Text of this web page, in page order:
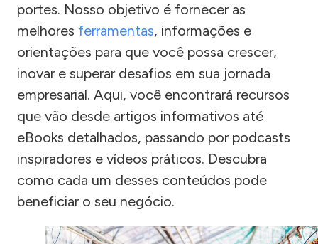
portes. Nosso objetivo é fornecer as
melhores ferramentas, informações e
orientações para que você possa crescer,
inovar e superar desafios em sua jornada
empresarial. Aqui, você encontrará recursos
que vão desde artigos informativos até
eBooks detalhados, passando por podcasts
inspiradores e vídeos práticos. Descubra
como cada um desses conteúdos pode
beneficiar o seu negócio.